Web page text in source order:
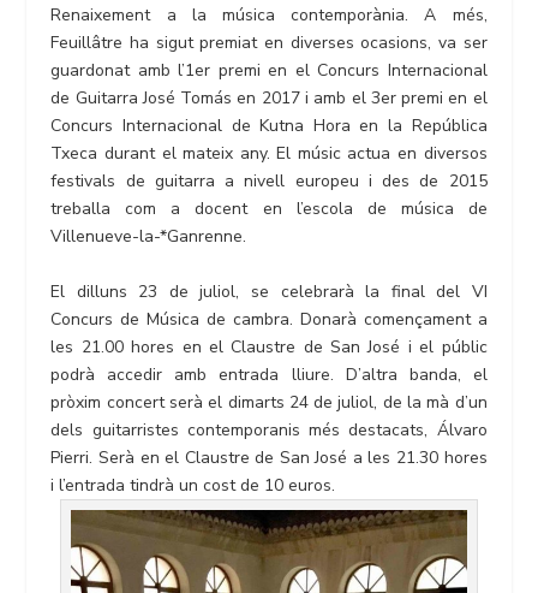
Renaixement a la música contemporània. A més,
Feuillâtre ha sigut premiat en diverses ocasions, va ser
guardonat amb l’1er premi en el Concurs Internacional
de Guitarra José Tomás en 2017 i amb el 3er premi en el
Concurs Internacional de Kutna Hora en la República
Txeca durant el mateix any. El músic actua en diversos
festivals de guitarra a nivell europeu i des de 2015
treballa com a docent en l’escola de música de
Villenueve-la-*Ganrenne.
El dilluns 23 de juliol, se celebrarà la final del VI
Concurs de Música de cambra. Donarà començament a
les 21.00 hores en el Claustre de San José i el públic
podrà accedir amb entrada lliure. D’altra banda, el
pròxim concert serà el dimarts 24 de juliol, de la mà d’un
dels guitarristes contemporanis més destacats, Álvaro
Pierri. Serà en el Claustre de San José a les 21.30 hores
i l’entrada tindrà un cost de 10 euros.